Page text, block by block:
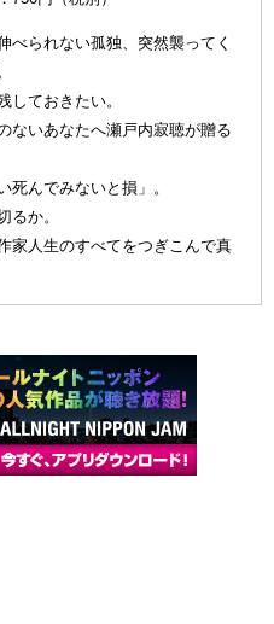
べられない孤独、突然襲ってく
しておきたい。
ないあなたへ瀬戸内寂聴が贈る
死んでみないと損」。
るか。
家人生のすべてをつぎこんで真